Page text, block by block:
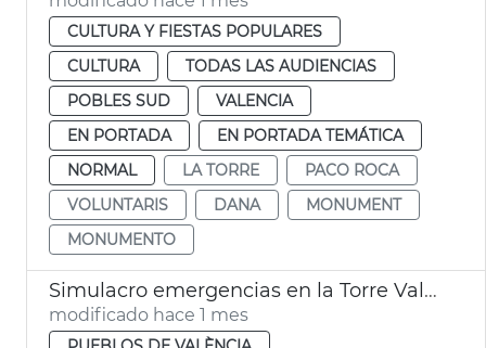
CULTURA Y FIESTAS POPULARES
CULTURA
TODAS LAS AUDIENCIAS
POBLES SUD
VALENCIA
EN PORTADA
EN PORTADA TEMÁTICA
NORMAL
LA TORRE
PACO ROCA
VOLUNTARIS
DANA
MONUMENT
MONUMENTO
Simulacro emergencias en la Torre València
modificado hace 1 mes